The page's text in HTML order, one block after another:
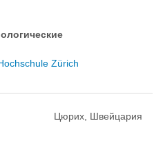
Zürich
Цюрих, Швейцария